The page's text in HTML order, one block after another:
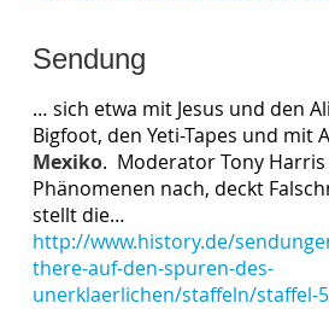
Sendung
… sich etwa mit Jesus und den
Bigfoot, den Yeti-Tapes und mit
Mexiko. Moderator Tony Harris
Phänomenen nach, deckt
stellt die…
http://www.history.de/
there-auf-den-spuren-des-
unerklaerlichen/staffeln/staffel-